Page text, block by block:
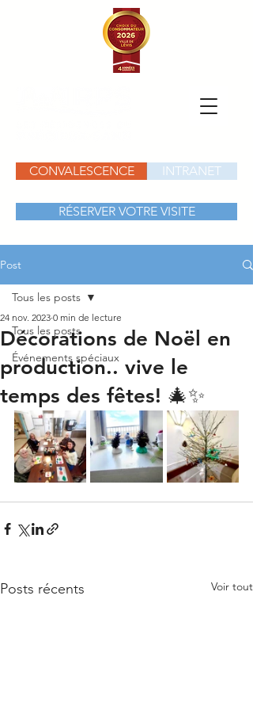
RÉSERVER VOTRE VISITE
CONVALESCENCE INTRANET
Post
Tous les posts
Événements spéciaux
Tous les posts
Décorations de Noël en
production.. vive le
temps des fêtes! 🎄✨
24 nov. 2023 0 min de lecture
Posts récents Voir tout